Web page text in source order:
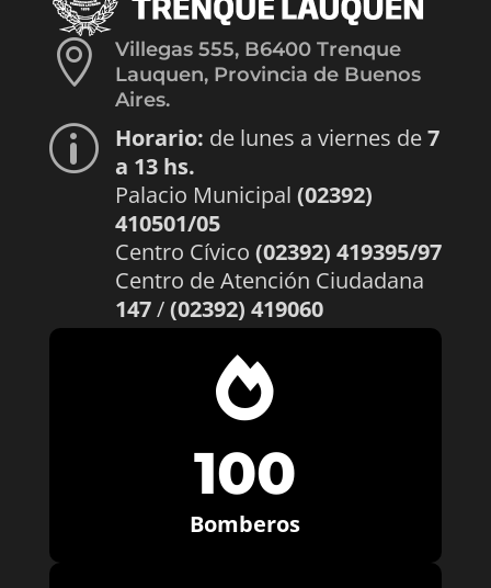

Villegas 555, B6400 Trenque
Lauquen, Provincia de Buenos
Aires.
p Horario: de lunes a viernes de7
a 13 hs.
Palacio Municipal (02392)
410501/05
Centro Cívico (02392) 419395/97
Centro de Atención Ciudadana
147/(02392) 419060

100
Bomberos